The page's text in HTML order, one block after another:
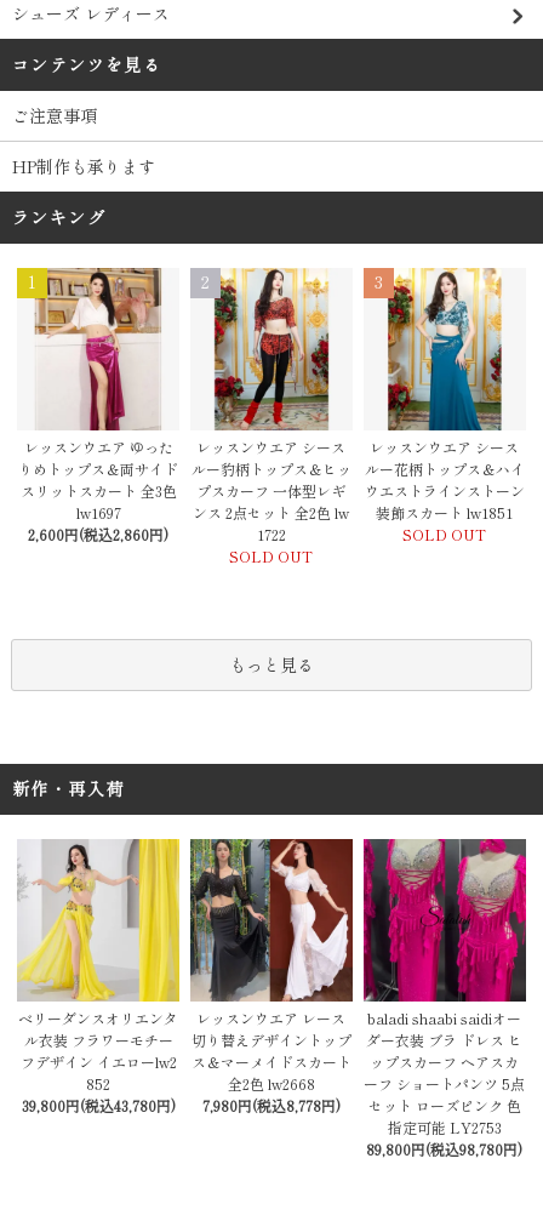
シューズ レディース
コンテンツを見る
ご注意事項
HP制作も承ります
ランキング
1
レッスンウエア ゆった
りめトップス＆両サイド
スリットスカート 全3色
lw1697
2,600円(税込2,860円)
2
レッスンウエア シース
ルー豹柄トップス＆ヒッ
プスカーフ 一体型レギ
ンス 2点セット 全2色 lw
1722
SOLD OUT
3
レッスンウエア シース
ルー花柄トップス＆ハイ
ウエストラインストーン
装飾スカート lw1851
SOLD OUT
もっと見る
新作・再入荷
ベリーダンスオリエンタ
ル衣装 フラワーモチー
フデザイン イエローlw2
852
39,800円(税込43,780円)
レッスンウエア レース
切り替えデザイントップ
ス＆マーメイドスカート
全2色 lw2668
7,980円(税込8,778円)
baladi shaabi saidiオー
ダー衣装 ブラ ドレス ヒ
ップスカーフ ヘアスカ
ーフ ショートパンツ 5点
セット ローズピンク 色
指定可能 LY2753
89,800円(税込98,780円)